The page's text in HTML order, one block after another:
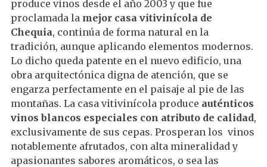
produce vinos desde el año 2003 y que fue
proclamada la mejor casa vitivinícola de
Chequia, continúa de forma natural en la
tradición, aunque aplicando elementos modernos.
Lo dicho queda patente en el nuevo edificio, una
obra arquitectónica digna de atención, que se
engarza perfectamente en el paisaje al pie de las
montañas. La casa vitivinícola produce auténticos
vinos blancos especiales con atributo de calidad,
exclusivamente de sus cepas. Prosperan los vinos
notablemente afrutados, con alta mineralidad y
apasionantes sabores aromáticos, o sea las